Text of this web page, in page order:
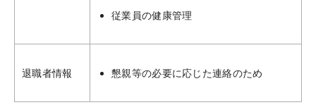
従業員の健康管理
退職者情報 懇親等の必要に応じた連絡のため